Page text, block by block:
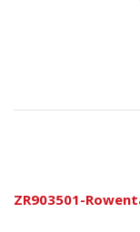
ZR903501-